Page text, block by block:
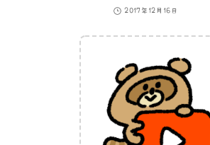
2017年12月16日